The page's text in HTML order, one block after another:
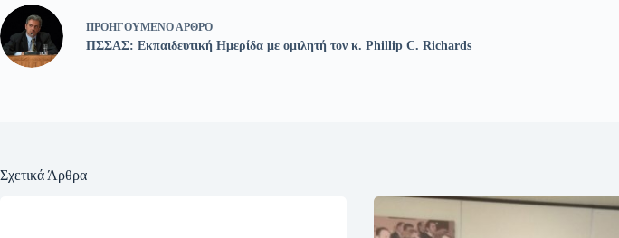
ΠΡΟΗΓΟΎΜΕΝΟΆΡΘΡΟ
ΠΣΣΑΣ: Εκπαιδευτική Ημερίδα με ομιλητή τoν κ. Phillip C. Richards
Σχετικά Άρθρα